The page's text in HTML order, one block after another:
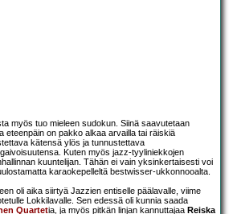
myös tuo mieleen sudokun. Siinä saavutetaan
eteenpäin on pakko alkaa arvailla tai räiskiä
kätensä ylös ja tunnustettava
Kuten myös jazz-tyyliniekkojen
kuuntelijan. Tähän ei vain yksinkertaisesti voi
karaokepelleltä bestwisser-ukkonnooalta.
oli aika siirtyä Jazzien entiselle päälavalle, viime
Lokkilavalle. Sen edessä oli kunnia saada
Quartetia, ja myös pitkän linjan kannuttajaa Reiska